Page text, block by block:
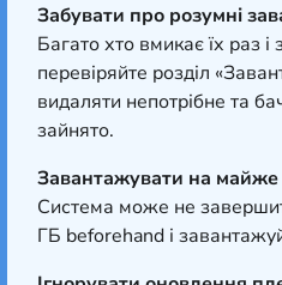
Забувати про розумні
Багато хто вмикає їх раз
перевіряйте розділ
видаляти непотрібне та
зайнято.
Завантажувати на майже
Система може не
ГБ beforehand і